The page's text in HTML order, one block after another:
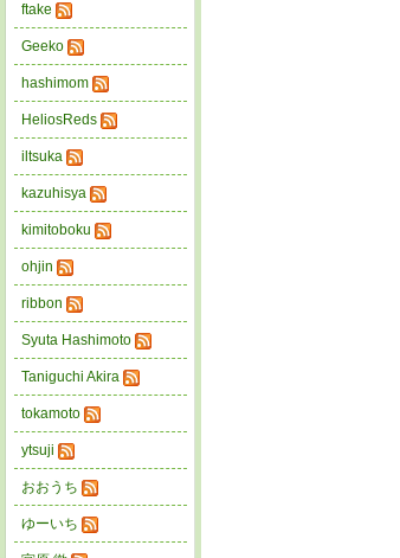
ftake
Geeko
hashimom
HeliosReds
iltsuka
kazuhisya
kimitoboku
ohjin
ribbon
Syuta Hashimoto
Taniguchi Akira
tokamoto
ytsuji
おおうち
ゆーいち